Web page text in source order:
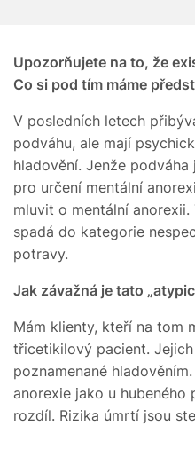
Upozorňujete na to, že
Co si pod tím máme
V posledních letech
podváhu, ale mají
hladovění. Jenže
pro určení mentální
mluvit o mentální anorexii.
spadá do kategorie
potravy.
Jak závažná je tato
Mám klienty, kteří na tom
třicetikilový pacient.
poznamenané
anorexie jako u hubeného
rozdíl. Rizika úmrtí jsou